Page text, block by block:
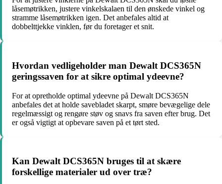
låsemøtrikken, justere vinkelskalaen til den ønskede vinkel og
stramme låsemøtrikken igen. Det anbefales altid at
dobbelttjekke vinklen, før du foretager et snit.
Hvordan vedligeholder man Dewalt DCS365N
geringssaven for at sikre optimal ydeevne?
For at opretholde optimal ydeevne på Dewalt DCS365N
anbefales det at holde savebladet skarpt, smøre bevægelige dele
regelmæssigt og rengøre støv og snavs fra saven efter brug. Det
er også vigtigt at opbevare saven på et tørt sted.
Kan Dewalt DCS365N bruges til at skære
forskellige materialer ud over træ?